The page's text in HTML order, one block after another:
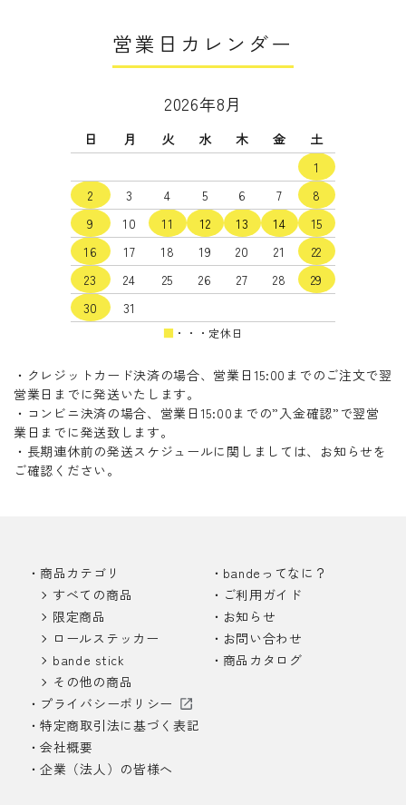
営業日カレンダー
2026年8月
日 月 火 水 木 金
土
1
2
3 4 5 6 7
8
9
10 11 12 13 14
15
16
17 18 19 20 21
22
23
24 25 26 27 28
29
30
31
■ ・・・定休日
・クレジットカード決済の場合、営業日15:00までのご注文で翌
営業日までに発送いたします。
・コンビニ決済の場合、営業日15:00までの”入金確認”で翌営
業日までに発送致します。
・長期連休前の発送スケジュールに関しましては、お知らせを
ご確認ください。
商品カテゴリ
すべての商品
限定商品
ロールステッカー
bande stick
その他の商品
bandeってなに？
ご利用ガイド
お知らせ
お問い合わせ
商品カタログ
プライバシーポリシー
特定商取引法に基づく表記
会社概要
企業（法人）の皆様へ